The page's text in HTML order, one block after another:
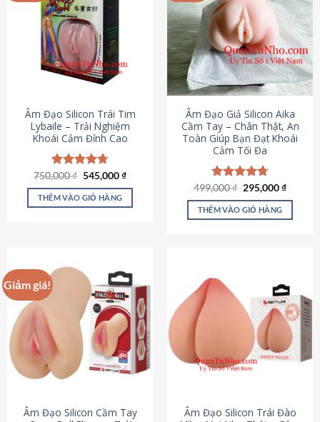
Âm Đạo Silicon Trái Tim
Lybaile – Trải Nghiệm
Khoái Cảm Đỉnh Cao
Được xếp
hạng4.70
5 sao
750,000₫ Giá
là:
750,000 ₫.
545,000₫Giá
tại
545,000 ₫.
THÊM VÀO GIỎ HÀNG
Âm Đạo Giả Silicon Aika
Cầm Tay – Chân Thật, An
Toàn Giúp Bạn Đạt Khoái
Cảm Tối Đa
Được xếp
hạng4.75
5 sao
499,000₫ Giá
là:
499,000 ₫.
295,000₫Giá
tại
THÊM VÀO GIỎ HÀNG
Giảm giá!
Âm Đạo Silicon Cầm Tay
Âm Đạo Silicon Trái Đào